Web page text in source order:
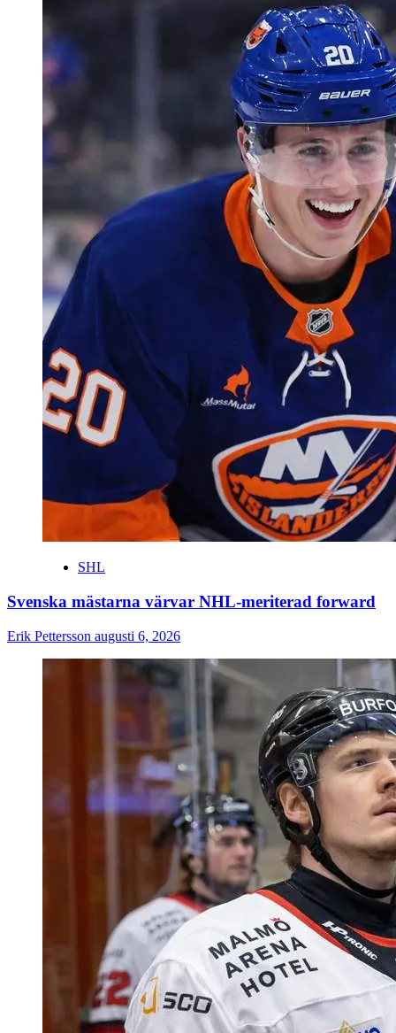
SHL
Svenska mästarna värvar NHL-meriterad forward
Erik Pettersson augusti 6, 2026